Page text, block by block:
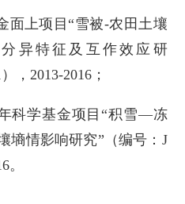
面上项目“雪被-农田土壤
异特征及互作效应研
，2013-2016；
科学基金项目“积雪—冻
墒情影响研究”（编号：J
。